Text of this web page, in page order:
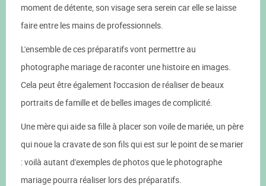
moment de détente, son visage sera serein car elle se laisse
faire entre les mains de professionnels.
L'ensemble de ces préparatifs vont permettre au
photographe mariage de raconter une histoire en images.
Cela peut être également l'occasion de réaliser de beaux
portraits de famille et de belles images de complicité.
Une mère qui aide sa fille à placer son voile de mariée, un père
qui noue la cravate de son fils qui est sur le point de se marier
: voilà autant d'exemples de photos que le photographe
mariage pourra réaliser lors des préparatifs.